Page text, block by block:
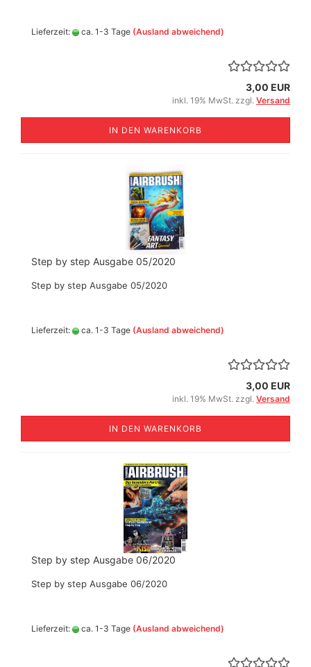
Lieferzeit: ca. 1-3 Tage (Ausland abweichend)
3,00 EUR
inkl. 19% MwSt. zzgl. Versand
IN DEN WARENKORB
Step by step Ausgabe 05/2020
Step by step Ausgabe 05/2020
Lieferzeit: ca. 1-3 Tage (Ausland abweichend)
3,00 EUR
inkl. 19% MwSt. zzgl. Versand
IN DEN WARENKORB
Step by step Ausgabe 06/2020
Step by step Ausgabe 06/2020
Lieferzeit: ca. 1-3 Tage (Ausland abweichend)